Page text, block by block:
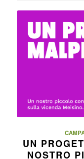
UN
NOSTRO